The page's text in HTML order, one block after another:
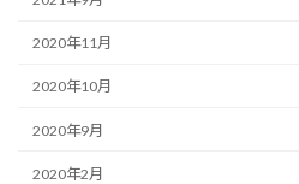
2020年11月
2020年10月
2020年9月
2020年2月